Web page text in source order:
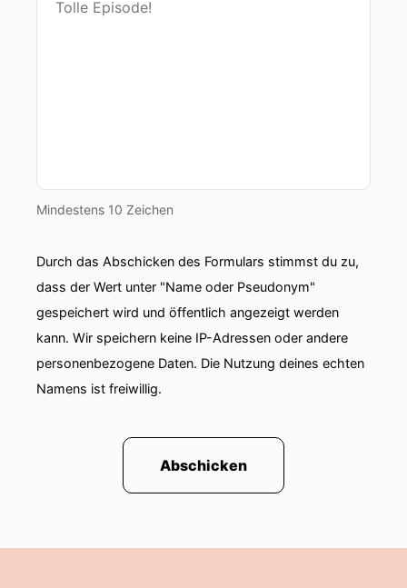
Mindestens 10 Zeichen
Durch das Abschicken des Formulars stimmst du zu,
dass der Wert unter "Name oder Pseudonym"
gespeichert wird und öffentlich angezeigt werden
kann. Wir speichern keine IP-Adressen oder andere
personenbezogene Daten. Die Nutzung deines echten
Namens ist freiwillig.
Abschicken